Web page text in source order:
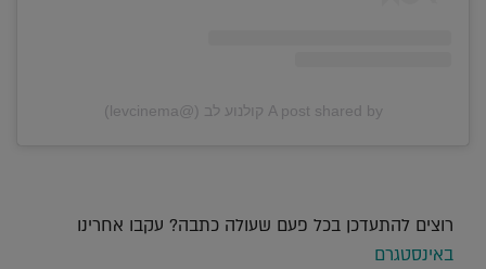
A post shared by קולנוע לב (@levcinema)
רוצים להתעדכן בכל פעם שעולה כתבה? עקבו אחרינו
באינסטגרם